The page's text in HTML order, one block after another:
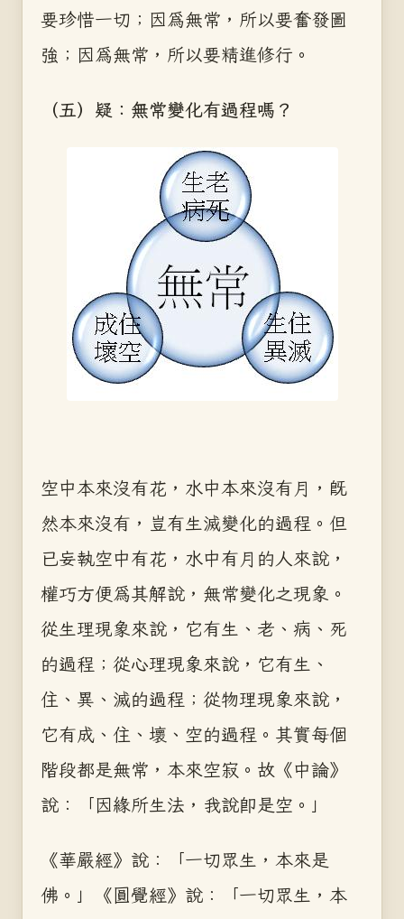
要珍惜一切；因為無常，所以要奮發圖
強；因為無常，所以要精進修行。
（五）疑：無常變化有過程嗎？
空中本來沒有花，水中本來沒有月，既
然本來沒有，豈有生滅變化的過程。但
已妄執空中有花，水中有月的人來說，
權巧方便為其解說，無常變化之現象。
從生理現象來說，它有生、老、病、死
的過程；從心理現象來說，它有生、
住、異、滅的過程；從物理現象來說，
它有成、住、壞、空的過程。其實每個
階段都是無常，本來空寂。故《中論》
說：「因緣所生法，我說即是空。」
《華嚴經》說：「一切眾生，本來是
佛。」《圓覺經》說：「一切眾生，本